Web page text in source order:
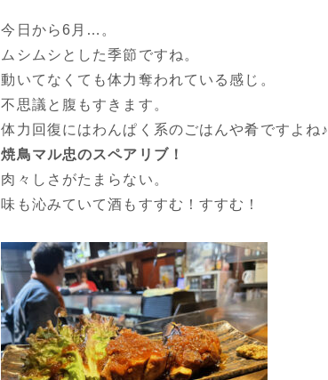
今日から6月…。
ムシムシとした季節ですね。
動いてなくても体力奪われている感じ。
不思議と腹もすきます。
体力回復にはわんぱく系のごはんや肴ですよね♪
焼鳥マル忠のスペアリブ！
肉々しさがたまらない。
味も沁みていて酒もすすむ！すすむ！